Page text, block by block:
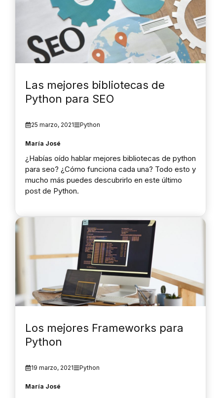
Las mejores bibliotecas de
Python para SEO
25 marzo, 2021 Python
María José
¿Habías oído hablar mejores bibliotecas de python
para seo? ¿Cómo funciona cada una? Todo esto y
mucho más puedes descubrirlo en este último
post de Python.
Los mejores Frameworks para
Python
19 marzo, 2021 Python
María José